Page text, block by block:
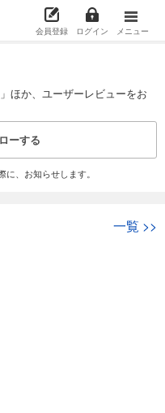
会員登録 ログイン メニュー
」ほか、ユーザーレビューをお
ーする
、お知らせします。
一覧 >>